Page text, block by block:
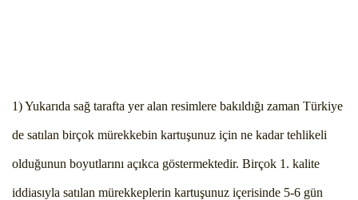
1) Yukarıda sağ tarafta yer alan resimlere bakıldığı zaman Türkiye
de satılan birçok mürekkebin kartuşunuz için ne kadar tehlikeli
olduğunun boyutlarını açıkca göstermektedir. Birçok 1. kalite
iddiasıyla satılan mürekkeplerin kartuşunuz içerisinde 5-6 gün